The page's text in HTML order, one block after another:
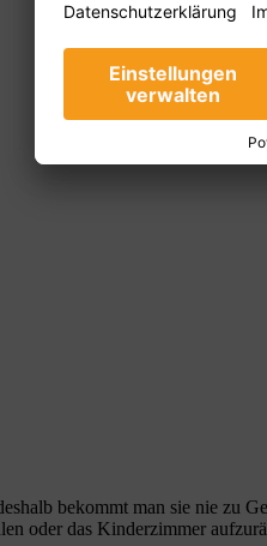
bekommt man sie nie zu
oder das Kinderzimmer